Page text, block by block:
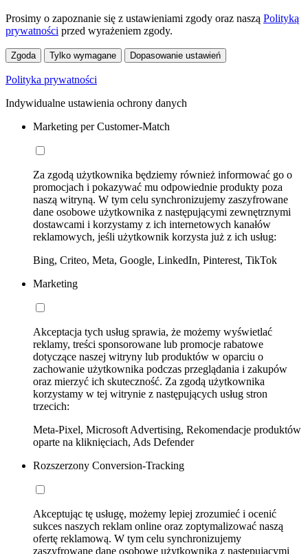
Prosimy o zapoznanie się z ustawieniami zgody oraz naszą Polityką
prywatności przed wyrażeniem zgody.
Zgoda Tylko wymagane Dopasowanie ustawień
Polityka prywatności
Indywidualne ustawienia ochrony danych
Marketing per Customer-Match
Za zgodą użytkownika będziemy również informować go o
promocjach i pokazywać mu odpowiednie produkty poza
naszą witryną. W tym celu synchronizujemy zaszyfrowane
dane osobowe użytkownika z następującymi zewnętrznymi
dostawcami i korzystamy z ich internetowych kanałów
reklamowych, jeśli użytkownik korzysta już z ich usług:
Bing, Criteo, Meta, Google, LinkedIn, Pinterest, TikTok
Marketing
Akceptacja tych usług sprawia, że możemy wyświetlać
reklamy, treści sponsorowane lub promocje rabatowe
dotyczące naszej witryny lub produktów w oparciu o
zachowanie użytkownika podczas przeglądania i zakupów
oraz mierzyć ich skuteczność. Za zgodą użytkownika
korzystamy w tej witrynie z następujących usług stron
trzecich:
Meta-Pixel, Microsoft Advertising, Rekomendacje produktów
oparte na kliknięciach, Ads Defender
Rozszerzony Conversion-Tracking
Akceptując tę usługę, możemy lepiej zrozumieć i ocenić
sukces naszych reklam online oraz zoptymalizować naszą
ofertę reklamową. W tym celu synchronizujemy
zaszyfrowane dane osobowe użytkownika z następującymi